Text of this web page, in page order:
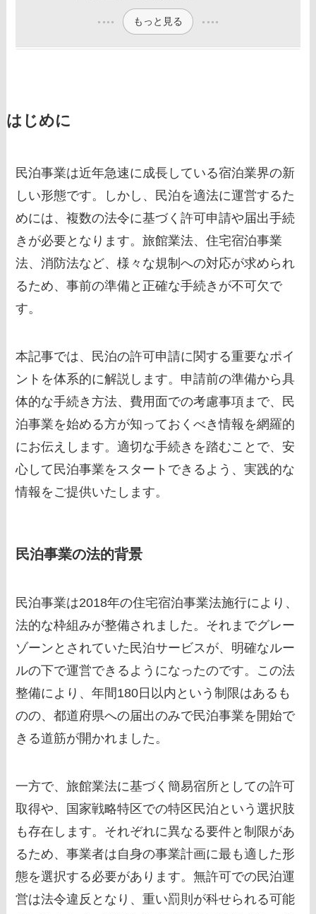
もっと見る
はじめに
民泊事業は近年急速に成長している宿泊業界の新
しい形態です。しかし、民泊を適法に運営するた
めには、複数の法令に基づく許可申請や届出手続
きが必要となります。旅館業法、住宅宿泊事業
法、消防法など、様々な規制への対応が求められ
るため、事前の準備と正確な手続きが不可欠で
す。
本記事では、民泊の許可申請に関する重要なポイ
ントを体系的に解説します。申請前の準備から具
体的な手続き方法、費用面での考慮事項まで、民
泊事業を始める方が知っておくべき情報を網羅的
にお伝えします。適切な手続きを踏むことで、安
心して民泊事業をスタートできるよう、実践的な
情報をご提供いたします。
民泊事業の法的背景
民泊事業は2018年の住宅宿泊事業法施行により、
法的な枠組みが整備されました。それまでグレー
ゾーンとされていた民泊サービスが、明確なルー
ルの下で運営できるようになったのです。この法
整備により、年間180日以内という制限はあるも
のの、都道府県への届出のみで民泊事業を開始で
きる道筋が開かれました。
一方で、旅館業法に基づく簡易宿所としての許可
取得や、国家戦略特区での特区民泊という選択肢
も存在します。それぞれに異なる要件と制限があ
るため、事業者は自身の事業計画に最も適した形
態を選択する必要があります。無許可での民泊運
営は法令違反となり、重い罰則が科せられる可能